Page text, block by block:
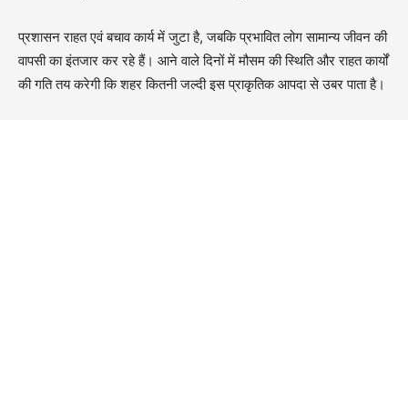
प्रशासन राहत एवं बचाव कार्य में जुटा है, जबकि प्रभावित लोग सामान्य जीवन की
वापसी का इंतजार कर रहे हैं। आने वाले दिनों में मौसम की स्थिति और राहत कार्यों
की गति तय करेगी कि शहर कितनी जल्दी इस प्राकृतिक आपदा से उबर पाता है।